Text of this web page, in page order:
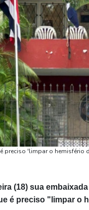
preciso 'limpar o
(18) sua
é preciso "limpar o